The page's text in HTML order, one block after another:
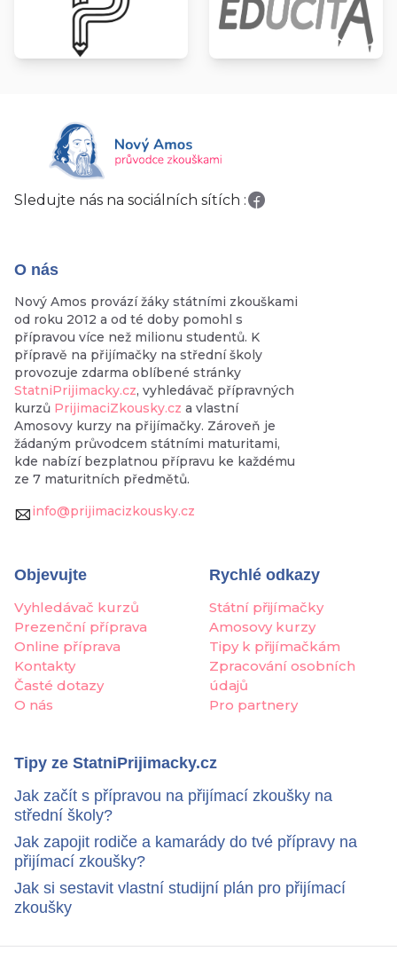
Sledujte nás na sociálních sítích :
O nás
Nový Amos provází žáky státními zkouškami
od roku 2012 a od té doby pomohl s
přípravou více než milionu studentů. K
přípravě na přijímačky na střední školy
provozuje zdarma oblíbené stránky
StatniPrijimacky.cz, vyhledávač přípravných
kurzů PrijimaciZkousky.cz a vlastní
Amosovy kurzy na přijímačky. Zároveň je
žádaným průvodcem státními maturitami,
kde nabízí bezplatnou přípravu ke každému
ze 7 maturitních předmětů.
info@prijimacizkousky.cz
Objevujte
Vyhledávač kurzů
Prezenční příprava
Online příprava
Kontakty
Časté dotazy
O nás
Rychlé odkazy
Státní přijímačky
Amosovy kurzy
Tipy k přijímačkám
Zpracování osobních
údajů
Pro partnery
Tipy ze StatniPrijimacky.cz
Jak začít s přípravou na přijímací zkoušky na
střední školy?
Jak zapojit rodiče a kamarády do tvé přípravy na
přijímací zkoušky?
Jak si sestavit vlastní studijní plán pro přijímací
zkoušky